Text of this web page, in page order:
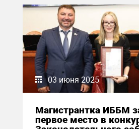
03 июня 2025
Магистрантка ИББМ
первое место в